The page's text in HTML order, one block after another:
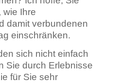
wie Ihre
damit verbundenen
einschränken.
sich nicht einfach
Sie durch Erlebnisse
für Sie sehr